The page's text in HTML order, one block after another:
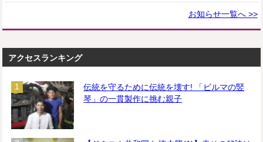
お知らせ一覧へ >>
アクセスランキング
伝統を守るために伝統を壊す! 「ビルマの竪
琴」の一貫製作に挑む親子